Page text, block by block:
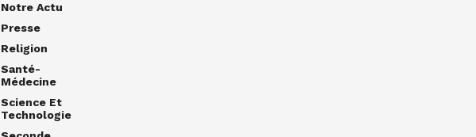
Notre Actu
Presse
Religion
Santé-
Médecine
Science Et
Technologie